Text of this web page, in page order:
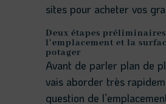
sites pour acheter vos
Deux étapes
l’emplacement et la
potager
Avant de parler plan de
vais aborder très
question de